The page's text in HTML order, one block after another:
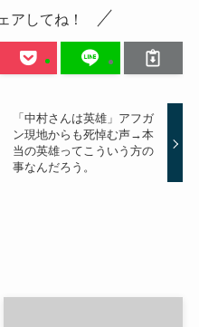
アしてね！
「中村さんは英雄」アフガ
ン現地からも死悼む声→本
当の英雄ってこういう方の
事なんだろう。